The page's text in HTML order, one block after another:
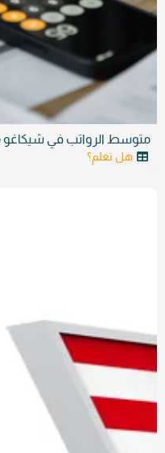
متوسط الرواتب في شيكاغو
هل تعلم؟